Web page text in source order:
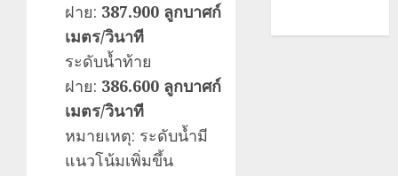
ฝาย: 387.900 ลูกบาศก์
เมตร/วินาที
ระดับน้ำท้าย
ฝาย: 386.600 ลูกบาศก์
เมตร/วินาที
หมายเหตุ: ระดับน้ำมี
แนวโน้มเพิ่มขึ้น